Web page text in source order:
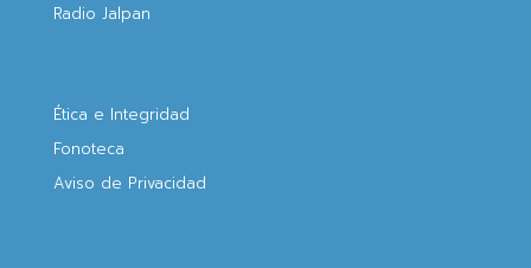
Radio Jalpan
Ética e Integridad
Fonoteca
Aviso de Privacidad